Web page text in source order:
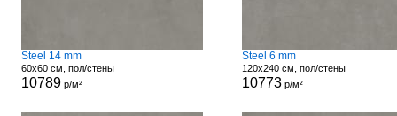
Steel 14 mm
60x60 см, пол/стены
10789р/м²
Steel 6 mm
120x240 см, пол/стены
10773р/м²